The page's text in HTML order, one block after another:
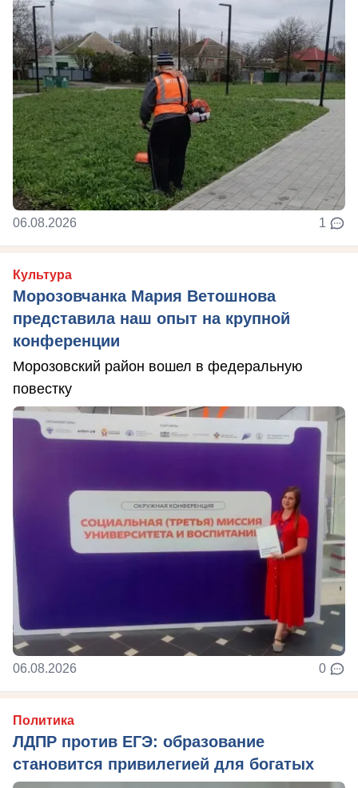
06.08.2026 1
Культура
Морозовчанка Мария Ветошнова
представила наш опыт на крупной
конференции
Морозовский район вошел в федеральную
повестку
06.08.2026 0
Политика
ЛДПР против ЕГЭ: образование
становится привилегией для богатых